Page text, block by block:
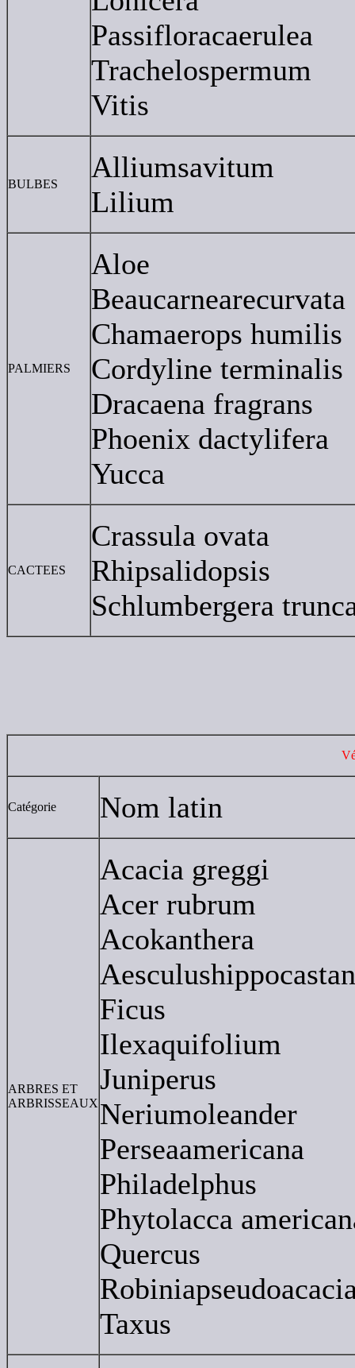
Passifloracaerulea
Trachelospermum
Vitis
BULBES
Alliumsavitum
Lilium
PALMIERS
Aloe
Beaucarnearecurvata
Chamaerops humilis
Cordyline terminalis
Dracaena fragrans
Phoenix dactylifera
Yucca
CACTEES
Crassula ovata
Rhipsalidopsis
Schlumbergera
Catégorie Nom latin
ARBRES ET
ARBRISSEAUX
Acacia greggi
Acer rubrum
Acokanthera
Ficus
Ilexaquifolium
Juniperus
Neriumoleander
Perseaamericana
Philadelphus
Phytolacca
Quercus
Taxus